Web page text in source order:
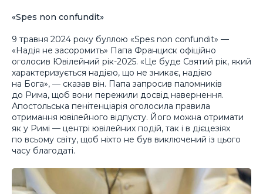
«Spes non confundit»
9 травня 2024 року буллою «Spes non confundit» —
«Надія не засоромить» Папа Франциск офіційно
оголосив Ювілейний рік-2025. «Це буде Святий рік, який
характеризується надією, що не зникає, надією
на Бога», — сказав він. Папа запросив паломників
до Рима, щоб вони пережили досвід навернення.
Апостольська пенітенціарія оголосила правила
отримання ювілейного відпусту. Його можна отримати
як у Римі — центрі ювілейних подій, так і в дієцезіях
по всьому світу, щоб ніхто не був виключений із цього
часу благодаті.